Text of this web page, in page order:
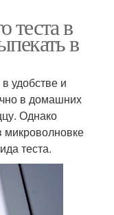
теста в
в
удобстве и
в домашних
Однако
микроволновке
теста.